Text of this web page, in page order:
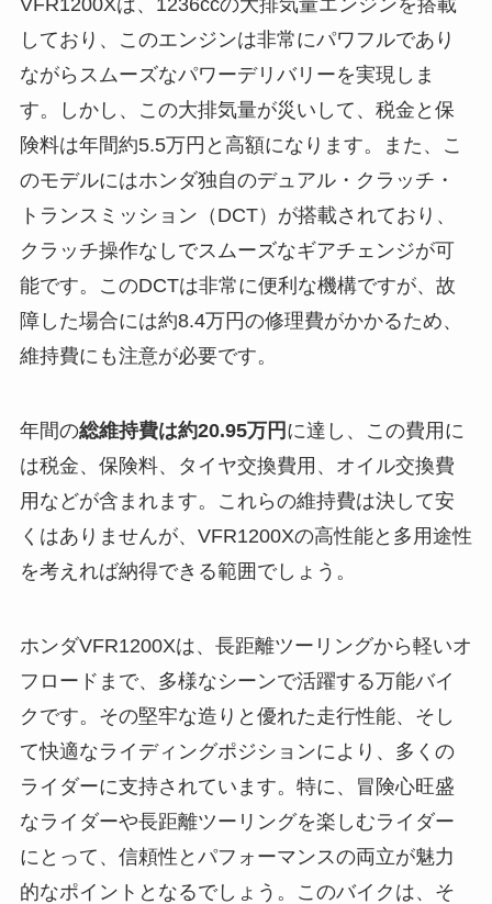
VFR1200Xは、1236ccの大排気量エンジンを搭載
しており、このエンジンは非常にパワフルであり
ながらスムーズなパワーデリバリーを実現しま
す。しかし、この大排気量が災いして、税金と保
険料は年間約5.5万円と高額になります。また、こ
のモデルにはホンダ独自のデュアル・クラッチ・
トランスミッション（DCT）が搭載されており、
クラッチ操作なしでスムーズなギアチェンジが可
能です。このDCTは非常に便利な機構ですが、故
障した場合には約8.4万円の修理費がかかるため、
維持費にも注意が必要です。
年間の総維持費は約20.95万円 に達し、この費用に
は税金、保険料、タイヤ交換費用、オイル交換費
用などが含まれます。これらの維持費は決して安
くはありませんが、VFR1200Xの高性能と多用途性
を考えれば納得できる範囲でしょう。
ホンダVFR1200Xは、長距離ツーリングから軽いオ
フロードまで、多様なシーンで活躍する万能バイ
クです。その堅牢な造りと優れた走行性能、そし
て快適なライディングポジションにより、多くの
ライダーに支持されています。特に、冒険心旺盛
なライダーや長距離ツーリングを楽しむライダー
にとって、信頼性とパフォーマンスの両立が魅力
的なポイントとなるでしょう。このバイクは、そ